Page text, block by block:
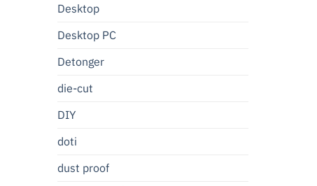
Desktop
Desktop PC
Detonger
die-cut
DIY
doti
dust proof